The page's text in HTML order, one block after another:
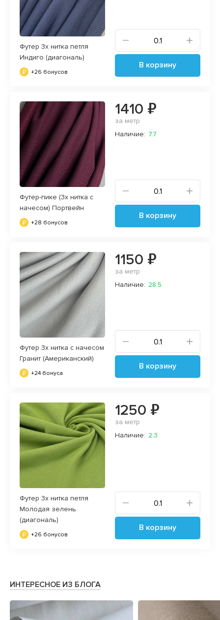
Футер 3х нитка петля
Индиго (диагональ)
+26 бонусов
В корзину
Футер-пике (3х нитка с
начесом) Портвейн
+28 бонусов
1410 ₽
за метр
Наличие: 7.7
В корзину
Футер 3х нитка с начесом
Гранит (Американский)
+24 бонуса
1150 ₽
за метр
Наличие: 28.5
В корзину
Футер 3х нитка петля
Молодая зелень
(диагональ)
+26 бонусов
1250 ₽
за метр
Наличие: 2.3
В корзину
ИНТЕРЕСНОЕ ИЗ БЛОГА